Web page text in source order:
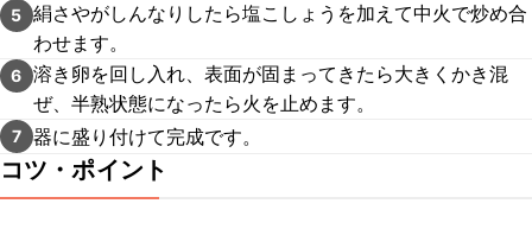
5 絹さやがしんなりしたら塩こしょうを加えて中火で炒め合
わせます。
6 溶き卵を回し入れ、表面が固まってきたら大きくかき混
ぜ、半熟状態になったら火を止めます。
7 器に盛り付けて完成です。
コツ・ポイント